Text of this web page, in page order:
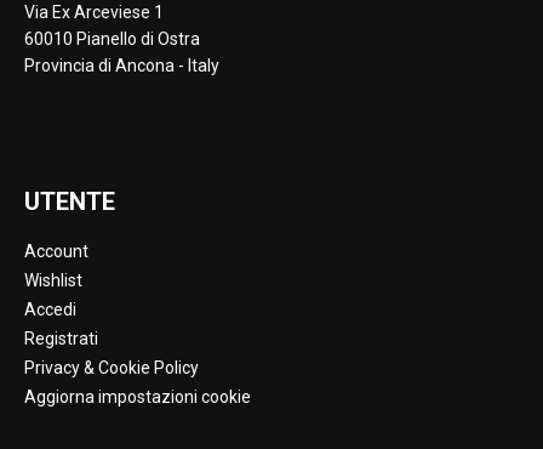
Via Ex Arceviese 1
60010 Pianello di Ostra
Provincia di Ancona - Italy
UTENTE
Account
Wishlist
Accedi
Registrati
Privacy & Cookie Policy
Aggiorna impostazioni cookie